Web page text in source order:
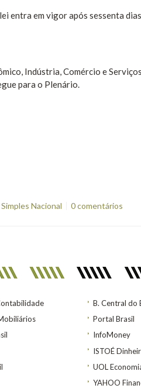
entra em vigor após sessenta
Indústria, Comércio e
para o Plenário.
Simples Nacional 0 comentários
B. Central do
Portal Brasil
InfoMoney
ISTOÉ
UOL
YAHOO